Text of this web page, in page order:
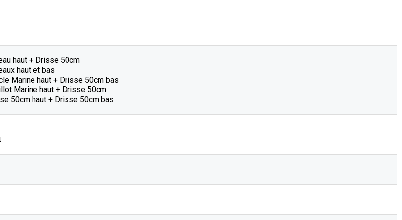
haut + Drisse 50cm
haut et bas
Marine haut + Drisse 50cm bas
Marine haut + Drisse 50cm
50cm haut + Drisse 50cm bas